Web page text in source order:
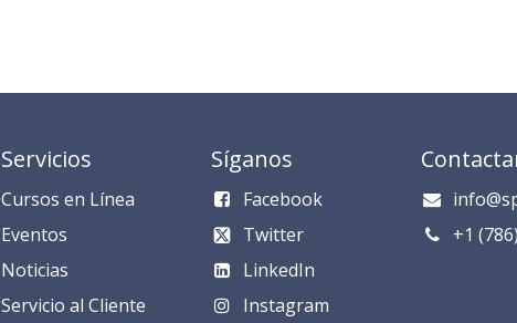
Servicios
​​​​​​​​​C​​ur​sos en​ ​L​í​ne​a​
​​E​​​​​v​ent​os​​​
​​​​​​N​o​t​ic​ia​s​
​​​​​​​​​​​​​​​​S​e​r​v​i​ci​o​ a​l ​Cl​ien​t​e​
Síganos
Facebook
Twitter
LinkedIn
Instagram
​​​​​​​​​​​+1